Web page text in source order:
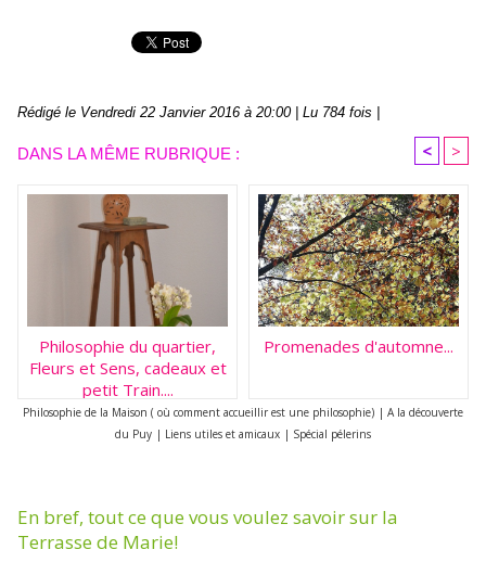
Rédigé le Vendredi 22 Janvier 2016 à 20:00 | Lu 784 fois |
DANS LA MÊME RUBRIQUE : < >
Philosophie du quartier,
Fleurs et Sens, cadeaux et
petit Train....
Promenades d'automne...
Philosophie de la Maison ( où comment accueillir est une philosophie) | A la découverte
du Puy | Liens utiles et amicaux | Spécial pélerins
En bref, tout ce que vous voulez savoir sur la
Terrasse de Marie!